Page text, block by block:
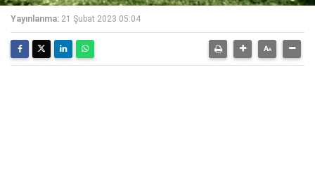
Yayınlanma: 21 Şubat 2023 05:04